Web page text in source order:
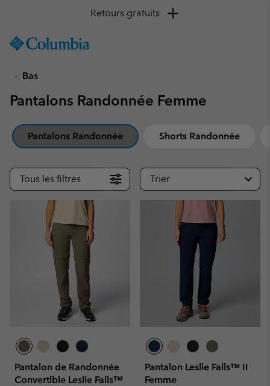
TO
SKIP
MAIN
SKIP
TO
Bas
Pantalons Randonnée Femme
Pantalons Randonnée Shorts Randonnée
Tous les filtres Trier
Pantalon de Randonnée
Convertible Leslie Falls™
Pantalon Leslie Falls™ II
Femme